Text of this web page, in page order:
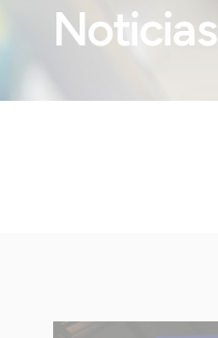
Noticias